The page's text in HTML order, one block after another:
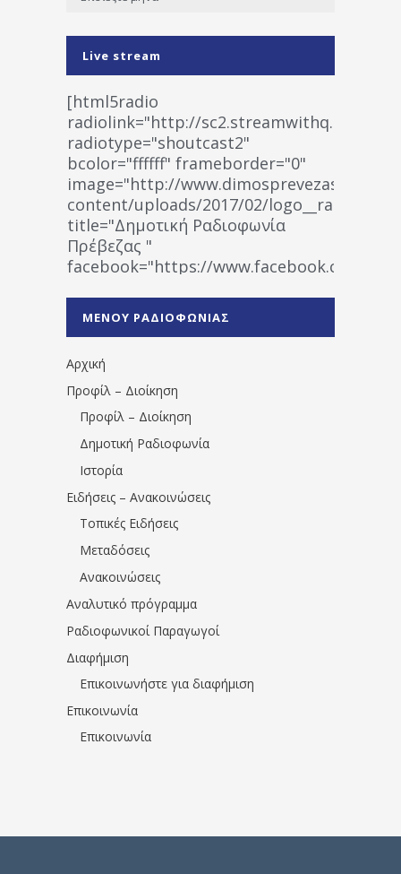
Live stream
[html5radio
radiolink="http://
radiotype="shoutcast2"
bcolor="ffffff" frameborder="0"
image="http://www.dimosprevezas.gr/wp-
content/uploads/2017/02/
title="Δημοτική Ραδιοφωνία
Πρέβεζας "
facebook="https://www.facebook.com/
1531194763766854/" artist="" ]
ΜΕΝΟΥ ΡΑΔΙΟΦΩΝΙΑΣ
Αρχική
Προφίλ – Διοίκηση
Προφίλ – Διοίκηση
Δημοτική Ραδιοφωνία
Ιστορία
Ειδήσεις – Ανακοινώσεις
Τοπικές Ειδήσεις
Μεταδόσεις
Ανακοινώσεις
Αναλυτικό πρόγραμμα
Ραδιοφωνικοί Παραγωγοί
Διαφήμιση
Επικοινωνήστε για διαφήμιση
Επικοινωνία
Επικοινωνία